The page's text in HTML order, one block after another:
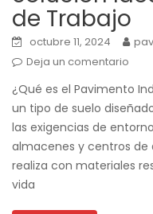
de Trabajo
octubre 11, 2024
Deja un comentario
¿Qué es el Pavimento
un tipo de suelo
las exigencias de
almacenes y centros de
realiza con materiales
vida